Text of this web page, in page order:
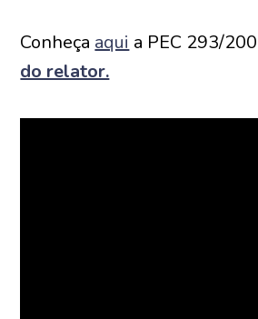
Conheça aqui a PEC 293/
do relator.